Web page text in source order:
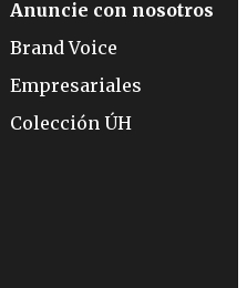
Anuncie con nosotros
Brand Voice
Empresariales
Colección ÚH